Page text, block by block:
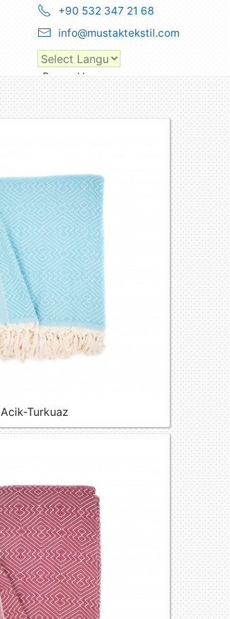
+90 532 347 21 68
info@mustaktekstil.com
Powered by
Acik-Turkuaz